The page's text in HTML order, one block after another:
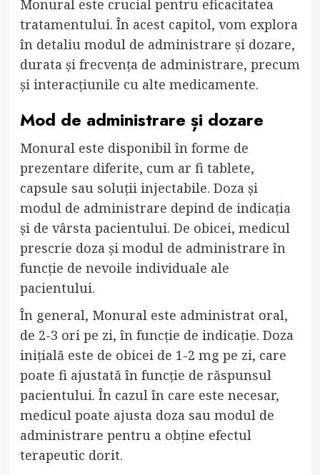
Monural este crucial pentru eficacitatea
tratamentului. În acest capitol, vom explora
în detaliu modul de administrare și dozare,
durata și frecvența de administrare, precum
și interacțiunile cu alte medicamente.
Mod de administrare și dozare
Monural este disponibil în forme de
prezentare diferite, cum ar fi tablete,
capsule sau soluții injectabile. Doza și
modul de administrare depind de indicația
și de vârsta pacientului. De obicei, medicul
prescrie doza și modul de administrare în
funcție de nevoile individuale ale
pacientului.
În general, Monural este administrat oral,
de 2-3 ori pe zi, în funcție de indicație. Doza
inițială este de obicei de 1-2 mg pe zi, care
poate fi ajustată în funcție de răspunsul
pacientului. În cazul în care este necesar,
medicul poate ajusta doza sau modul de
administrare pentru a obține efectul
terapeutic dorit.